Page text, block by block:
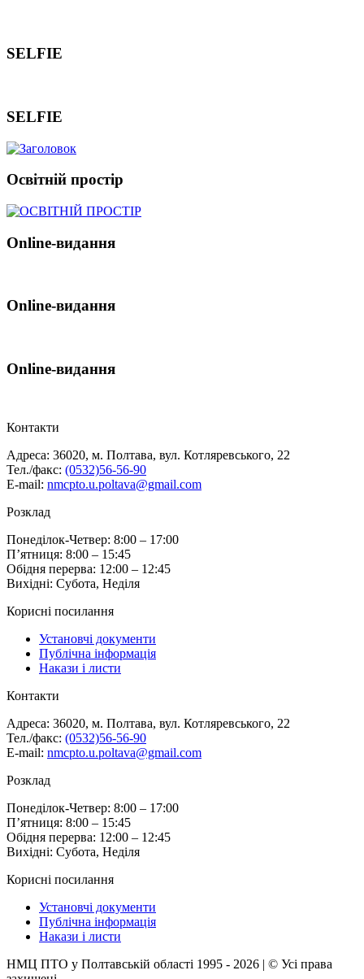
SELFIE
SELFIE
Освітній простір
Online-видання
Online-видання
Online-видання
Контакти
Адреса: 36020, м. Полтава, вул. Котляревського, 22
Тел./факс: (0532)56-56-90
E-mail: nmcpto.u.poltava@gmail.com
Розклад
Понеділок-Четвер: 8:00 – 17:00
П’ятниця: 8:00 – 15:45
Обідня перерва: 12:00 – 12:45
Вихідні: Субота, Неділя
Корисні посилання
Установчі документи
Публічна інформація
Накази і листи
Контакти
Адреса: 36020, м. Полтава, вул. Котляревського, 22
Тел./факс: (0532)56-56-90
E-mail: nmcpto.u.poltava@gmail.com
Розклад
Понеділок-Четвер: 8:00 – 17:00
П’ятниця: 8:00 – 15:45
Обідня перерва: 12:00 – 12:45
Вихідні: Субота, Неділя
Корисні посилання
Установчі документи
Публічна інформація
Накази і листи
НМЦ ПТО у Полтавській області 1995 - 2026 | © Усі права